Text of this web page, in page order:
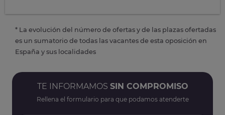
* La evolución del número de ofertas y de las plazas ofertadas
es un sumatorio de todas las vacantes de esta oposición en
España y sus localidades
TE INFORMAMOS SIN COMPROMISO
Rellena el formulario para que podamos atenderte